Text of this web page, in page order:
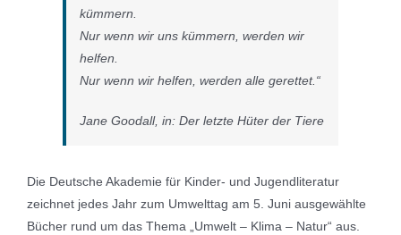
kümmern.
Nur wenn wir uns kümmern, werden wir
helfen.
Nur wenn wir helfen, werden alle gerettet.“
Jane Goodall, in: Der letzte Hüter der Tiere
Die Deutsche Akademie für Kinder- und Jugendliteratur
zeichnet jedes Jahr zum Umwelttag am 5. Juni ausgewählte
Bücher rund um das Thema „Umwelt – Klima – Natur“ aus.